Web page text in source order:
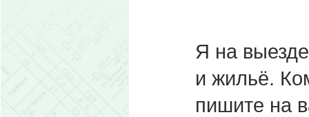
Я на
и жильё.
пишите на